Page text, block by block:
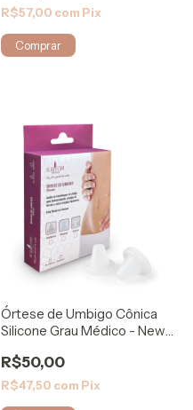
R$57,00 com Pix
Órtese de Umbigo Cônica
Silicone Grau Médico - New
R$50,00
R$47,50 com Pix